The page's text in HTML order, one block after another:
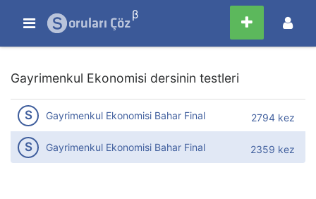
β
Gayrimenkul Ekonomisi dersinin testleri
S Gayrimenkul Ekonomisi Bahar Final 2794 kez
S Gayrimenkul Ekonomisi Bahar Final 2359 kez